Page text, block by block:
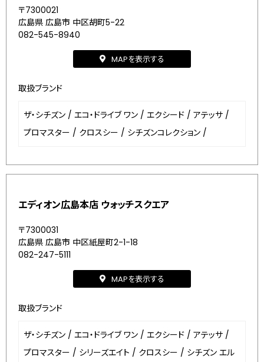
〒7300021
広島県 広島市 中区胡町5-22
082-545-8940
MAPを表示する
取扱ブランド
ザ・シチズン / エコ・ドライブ ワン / エクシード / アテッサ /
プロマスター / クロスシー / シチズンコレクション /
エディオン広島本店 ウォッチスクエア
〒7300031
広島県 広島市 中区紙屋町2-1-18
082-247-5111
MAPを表示する
取扱ブランド
ザ・シチズン / エコ・ドライブ ワン / エクシード / アテッサ /
プロマスター / シリーズエイト / クロスシー / シチズン エル